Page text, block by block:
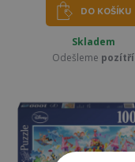
DO KOŠÍKU
Skladem
Odešleme pozítří